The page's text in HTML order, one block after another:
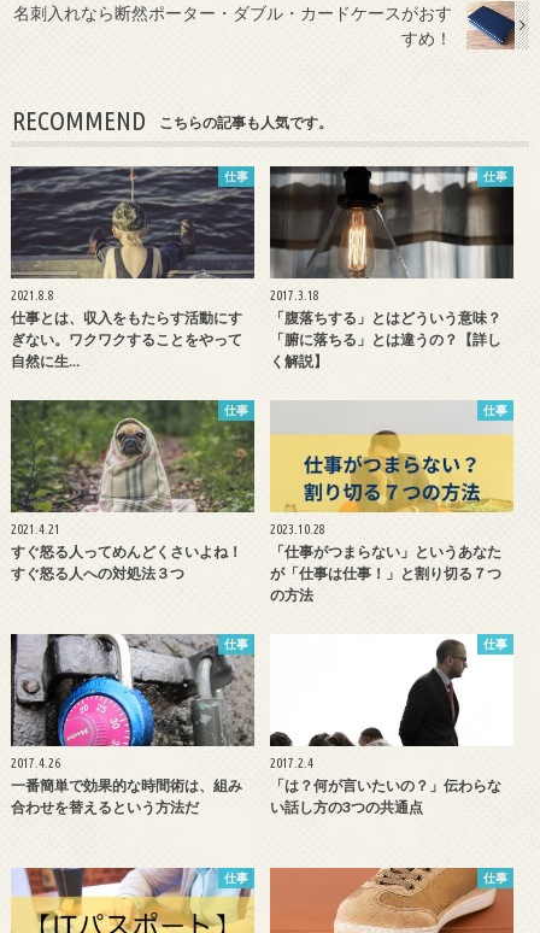
名刺入れなら断然ポーター・ダブル・カードケースがおす
すめ！
RECOMMEND こちらの記事も人気です。
仕事
2021.8.8
仕事とは、収入をもたらす活動にす
ぎない。ワクワクすることをやって
自然に生…
仕事
2017.3.18
「腹落ちする」とはどういう意味？
「腑に落ちる」とは違うの？【詳し
く解説】
仕事
2021.4.21
すぐ怒る人ってめんどくさいよね！
すぐ怒る人への対処法３つ
仕事
2023.10.28
「仕事がつまらない」というあなた
が「仕事は仕事！」と割り切る７つ
の方法
仕事
2017.4.26
一番簡単で効果的な時間術は、組み
合わせを替えるという方法だ
仕事
2017.2.4
「は？何が言いたいの？」伝わらな
い話し方の3つの共通点
仕事 仕事